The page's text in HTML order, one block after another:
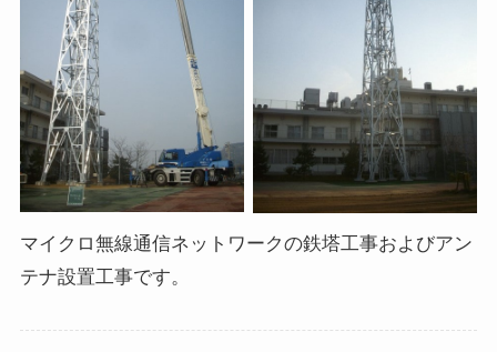
マイクロ無線通信ネットワークの鉄塔工事およびアン
テナ設置工事です。